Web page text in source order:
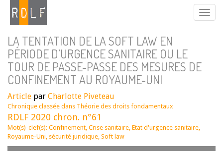
LA TENTATION DE LA SOFT LAW EN
PÉRIODE D’URGENCE SANITAIRE OU LE
TOUR DE PASSE-PASSE DES MESURES DE
CONFINEMENT AU ROYAUME-UNI
Article par Charlotte Piveteau
Chronique classée dans Théorie des droits fondamentaux
RDLF 2020 chron. n°61
Mot(s)-clef(s): Confinement, Crise sanitaire, Etat d'urgence sanitaire,
Royaume-Uni, sécurité juridique, Soft law